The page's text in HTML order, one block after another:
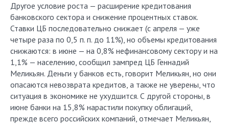
Другое условие роста — расширение кредитования
банковского сектора и снижение процентных ставок.
Ставки ЦБ последовательно снижает (с апреля — уже
четыре раза по 0,5 п. п. до 11%), но объемы кредитования
снижаются: в июне — на 0,8% нефинансовому сектору и на
1,1% — населению, сообщил зампред ЦБ Геннадий
Меликьян. Деньги у банков есть, говорит Меликьян, но они
опасаются невозврата кредитов, а также не уверены, что
ситуация в экономике не ухудшится. С другой стороны, в
июне банки на 15,8% нарастили покупку облигаций,
прежде всего российских компаний, отмечает Меликьян,